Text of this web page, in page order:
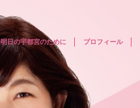
明日の宇都宮のために プロフィール